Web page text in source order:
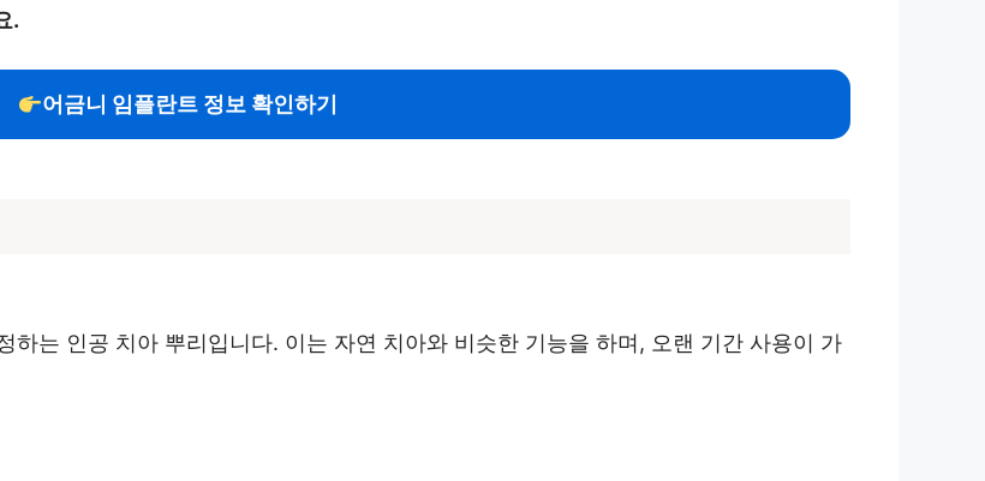
.
어금니 임플란트 정보 확인하기
하는 인공 치아 뿌리입니다. 이는 자연 치아와 비슷한 기능을 하며, 오랜 기간 사용이 가